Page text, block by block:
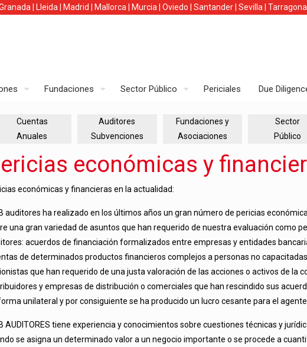
Lleida Madrid Mallorca Murcia Oviedo Santander Sevilla Tarragona
Fundaciones Sector Público Periciales Due
Cuentas
Anuales
Auditores
Subvenciones
Fundaciones y
Asociaciones
Sector
Público
económicas y
económicas y financieras en la actualidad:
auditores ha realizado en los últimos años un gran número de pericias
una gran variedad de asuntos que han requerido de nuestra evaluación como
acuerdos de financiación formalizados entre empresas y entidades
de determinados productos financieros complejos a personas no
que han requerido de una justa valoración de las acciones o activos de la
y empresas de distribución o comerciales que han rescindido sus
unilateral y por consiguiente se ha producido un lucro cesante para el
AUDITORES tiene experiencia y conocimientos sobre cuestiones técnicas y
se asigna un determinado valor a un negocio importante o se procede a